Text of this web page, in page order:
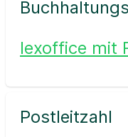
lexoffice mit
Postleitzahl